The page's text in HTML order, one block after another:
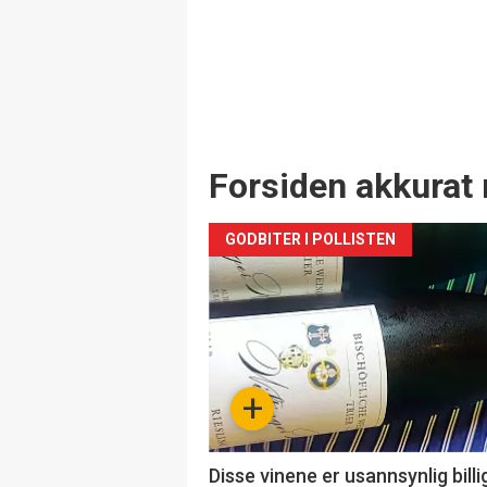
Forsiden akkurat
+
GODBITER I POLLISTEN
Disse vinene er usannsynlig